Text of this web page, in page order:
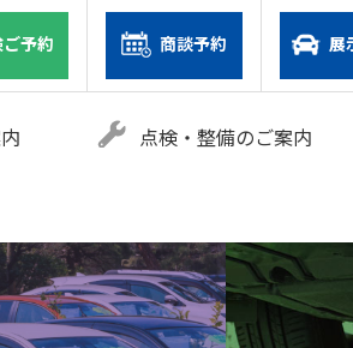
予約 商談予約 展
点検・整備のご案内